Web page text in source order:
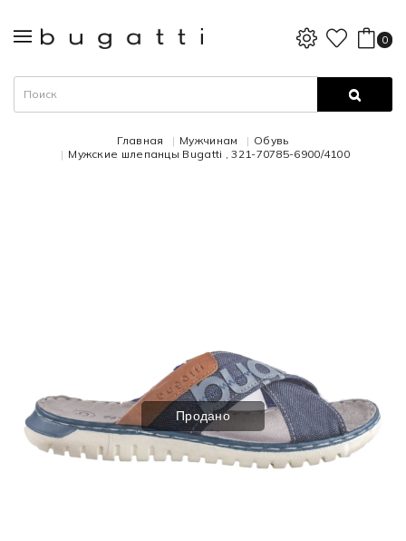
0
Главная Мужчинам
Обувь
Мужские шлепанцы Bugatti , 321-70785-6900/4100
Продано